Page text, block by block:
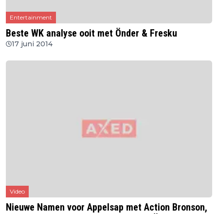
Entertainment
Beste WK analyse ooit met Önder & Fresku
17 juni 2014
Video
Nieuwe Namen voor Appelsap met Action Bronson,